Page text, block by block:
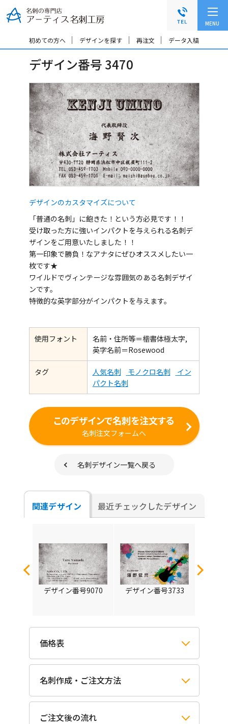
ロ
ル
文ー
ナ
ッ
へ
MENU
初めての方へ デザインを探す 再注文 データ入稿
デザイン番号 3470
デザインのカスタマイズについて
「普通の名刺」に飽きた！という方必見です！！
受け取った方に強いインパクトを与えられる名刺デ
ザインをご用意いたしました！！
第一印象で勝負！なアナタにぜひオススメしたい一
枚です★
ワイルドでヴィンテージな雰囲気のある名刺デザイ
ンです。
特徴的な英字部分がインパクトを与えます。
使用フォント
名前・住所等＝楷書体極太字,
英字名前＝Rosewood
タグ 人気名刺 モノクロ名刺
イン
パクト名刺
このデザインで名刺を注文する
名刺注文フォームへ
名刺デザイン一覧へ戻る
関連デザイン 最近チェックしたデザイン
デザイン番号9070 デザイン番号3733
価格表
名刺作成・ご注文方法
ご注文後の流れ